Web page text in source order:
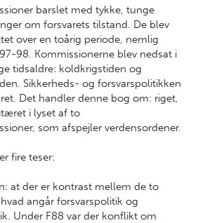
barslet med tykke, tunge
om forsvarets tilstand. De blev
over en toårig periode, nemlig
98. Kommissionerne blev nedsat i
tidsaldre: koldkrigstiden og
Sikkerheds- og forsvarspolitikken
Det handler denne bog om: riget,
i lyset af to
som afspejler verdensordener.
fire teser:
at der er kontrast mellem de to
angår forsvarspolitik og
Under F88 var der konflikt om